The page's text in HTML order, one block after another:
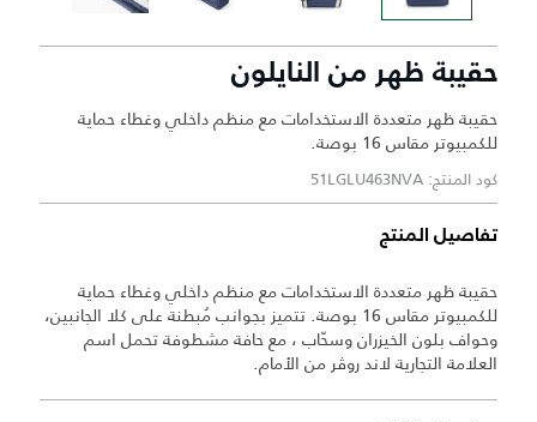
حقيبة ظهر من النايلون
حقيبة ظهر متعددة الاستخدامات مع منظم داخلي وغطاء حماية
للكمبيوتر مقاس 16 بوصة.
كود المنتج: 51LGLU463NVA
تفاصيل المنتج
حقيبة ظهر متعددة الاستخدامات مع منظم داخلي وغطاء حماية
للكمبيوتر مقاس 16 بوصة. تتميز بجوانب مُبطنة على كلا الجانبين،
وحواف بلون الخيزران وسحّاب ، مع حافة مشطوفة تحمل اسم
العلامة التجارية لاند روڤر من الأمام.